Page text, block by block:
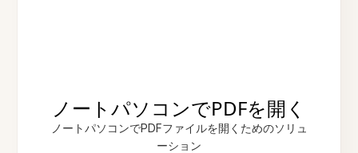
ノートパソコンでPDFを開く
ノートパソコンでPDFファイルを開くためのソリュ
ーション